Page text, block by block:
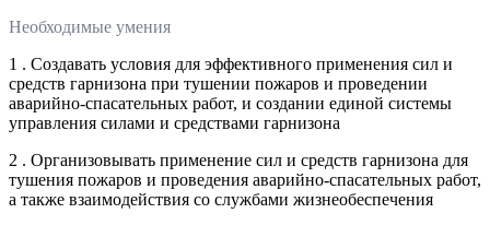
Необходимые умения
1 . Создавать условия для эффективного применения сил и
средств гарнизона при тушении пожаров и проведении
аварийно-спасательных работ, и создании единой системы
управления силами и средствами гарнизона
2 . Организовывать применение сил и средств гарнизона для
тушения пожаров и проведения аварийно-спасательных работ,
а также взаимодействия со службами жизнеобеспечения